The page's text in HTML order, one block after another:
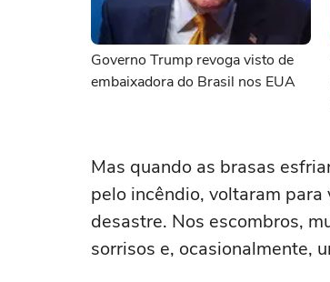
Governo Trump revoga visto de
embaixadora do Brasil nos EUA
Mas quando as brasas
pelo incêndio, voltaram
desastre. Nos escombros,
sorrisos e, ocasionalmente,